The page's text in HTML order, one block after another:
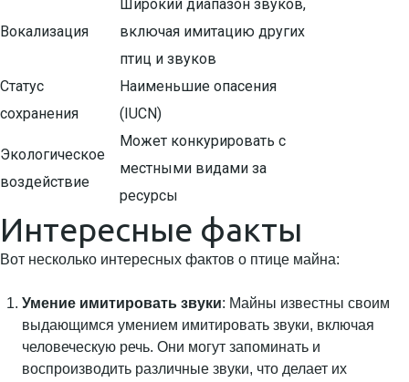
Вокализация
Широкий диапазон звуков,
включая имитацию других
птиц и звуков
Статус
сохранения
Наименьшие опасения
(IUCN)
Экологическое
воздействие
Может конкурировать с
местными видами за
ресурсы
Интересные факты
Вот несколько интересных фактов о птице майна:
Умение имитировать звуки: Майны известны своим
выдающимся умением имитировать звуки, включая
человеческую речь. Они могут запоминать и
воспроизводить различные звуки, что делает их